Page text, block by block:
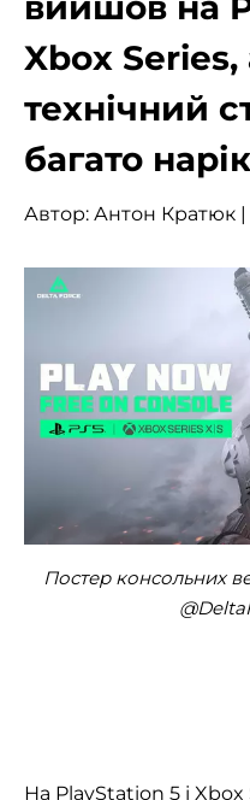
Xbox Series,
технічний
багато
Автор: Антон Кратюк
Постер консольних
На PlayStation 5 і Xbox